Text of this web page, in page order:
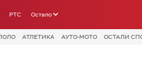
РТС Остало
АТЛЕТИКА АУТО-МОТО ОСТАЛИ